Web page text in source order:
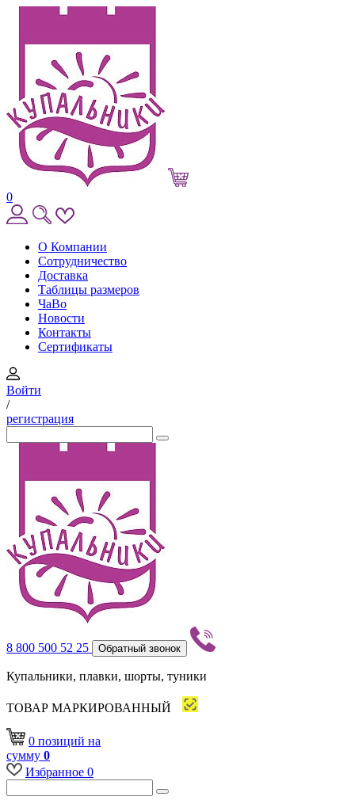
0
О Компании
Сотрудничество
Доставка
Таблицы размеров
ЧаВо
Новости
Контакты
Сертификаты
Войти
/
регистрация
8 800 500 52 25 Обратный звонок
Купальники, плавки, шорты, туники
ТОВАР МАРКИРОВАННЫЙ
0 позиций на
сумму 0
Избранное 0